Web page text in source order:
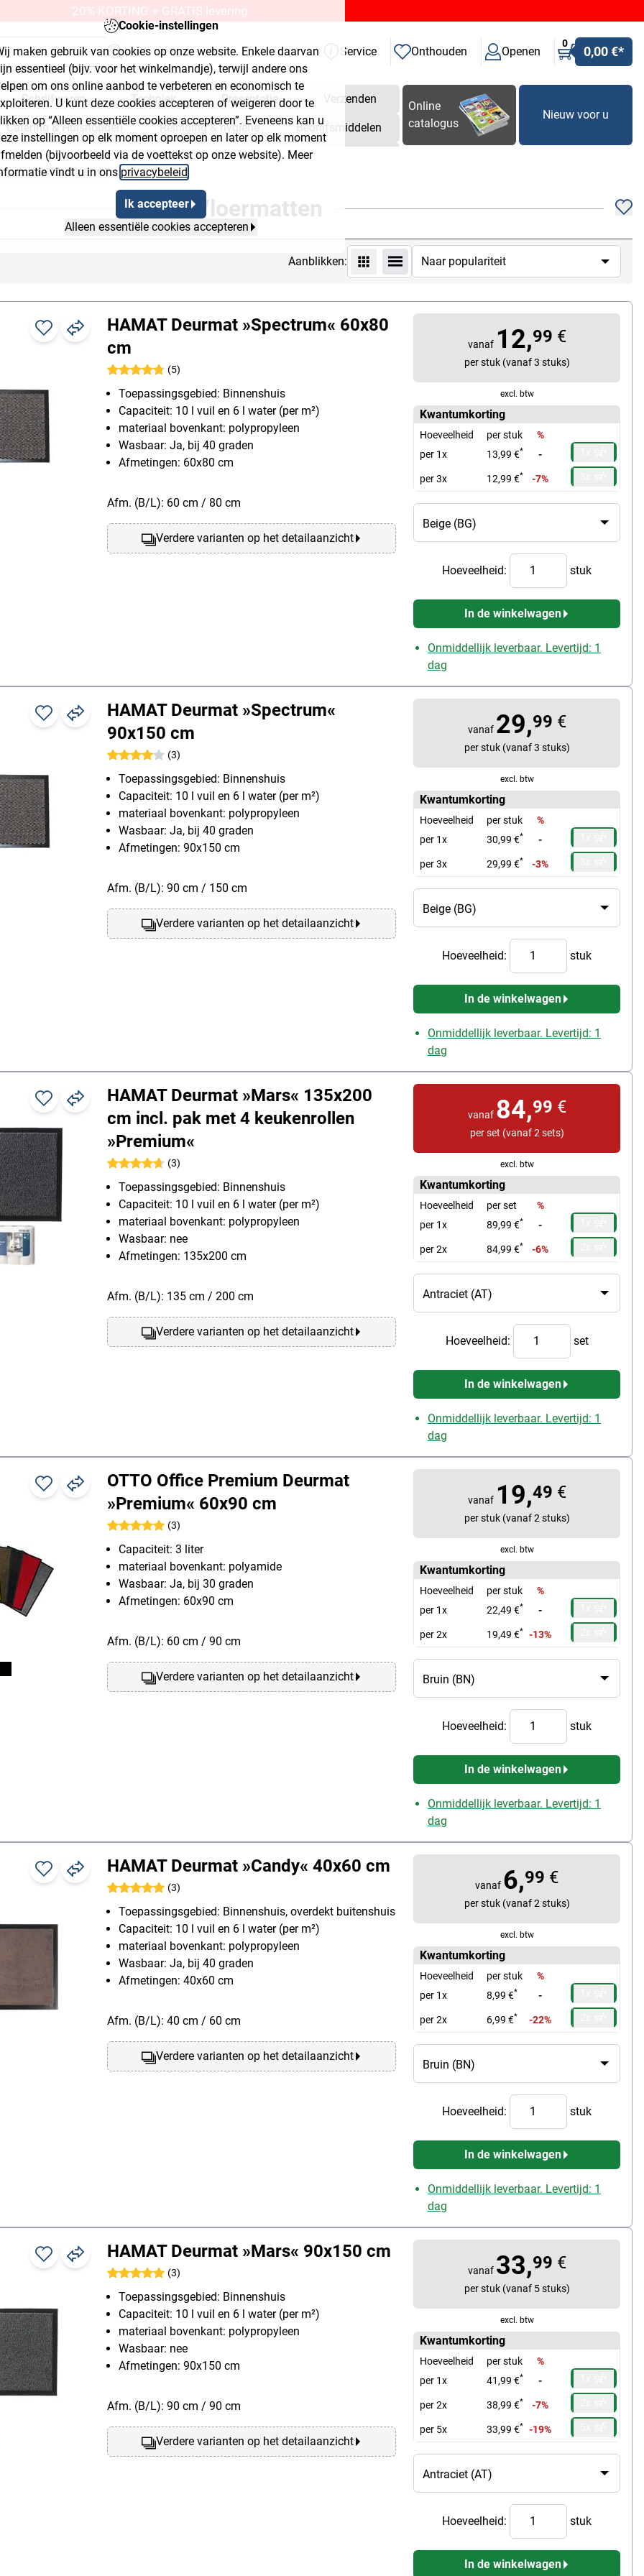
Cookie-instellingen
maken gebruik van cookies op onze website. Enkele daarvan
essentieel (bijv. voor het winkelmandje), terwijl andere ons
om ons online aanbod te verbeteren en economisch te
U kunt deze cookies accepteren of weigeren door te
op “Alleen essentiële cookies accepteren”. Eveneens kan u
instellingen op elk moment oproepen en later op elk moment
(bijvoorbeeld via de voettekst op onze website). Meer
vindt u in ons privacybeleid
Ik accepteer
Alleen essentiële cookies accepteren
20% KORTING + GRATIS levering.
Service Onthouden Openen
0
0,00 €*
Schrijfwaren Techniek Presentatie Verzenden
Catering & Huishouden Reiniging & hygiëne Bedrijfsmiddelen
& bouwmarkt
Online
catalogus
Nieuw voor u
Flyout Button 2
Vloermatten Breadcrumb Flyout Button 3
Vloermatten
Aanblikken:
HAMAT Deurmat »Spectrum« 60x80
cm
(5)
Toepassingsgebied: Binnenshuis
Capaciteit: 10 l vuil en 6 l water (per m²)
materiaal bovenkant: polypropyleen
Wasbaar: Ja, bij 40 graden
Afmetingen: 60x80 cm
Afm. (B/L): 60 cm / 80 cm
Verdere varianten op het detailaanzicht
vanaf 12,99 €
per stuk (vanaf 3 stuks)
excl. btw
Kwantumkorting
Hoeveelheid per stuk
%
per 1x
13,99 €* -
per 3x 12,99 €* -7%
Hoeveelheid: stuk
In de winkelwagen
Onmiddellijk leverbaar. Levertijd: 1
dag
HAMAT Deurmat »Spectrum«
90x150 cm
(3)
Toepassingsgebied: Binnenshuis
Capaciteit: 10 l vuil en 6 l water (per m²)
materiaal bovenkant: polypropyleen
Wasbaar: Ja, bij 40 graden
Afmetingen: 90x150 cm
Afm. (B/L): 90 cm / 150 cm
Verdere varianten op het detailaanzicht
vanaf 29,99 €
per stuk (vanaf 3 stuks)
excl. btw
Kwantumkorting
Hoeveelheid per stuk
%
per 1x
30,99 €* -
per 3x 29,99 €* -3%
Hoeveelheid: stuk
In de winkelwagen
Onmiddellijk leverbaar. Levertijd: 1
dag
HAMAT Deurmat »Mars« 135x200
cm incl. pak met 4 keukenrollen
»Premium«
(3)
Toepassingsgebied: Binnenshuis
Capaciteit: 10 l vuil en 6 l water (per m²)
materiaal bovenkant: polypropyleen
Wasbaar: nee
Afmetingen: 135x200 cm
Afm. (B/L): 135 cm / 200 cm
Verdere varianten op het detailaanzicht
vanaf 84,99 €
per set (vanaf 2 sets)
excl. btw
Kwantumkorting
Hoeveelheid per set
%
per 1x
89,99 €* -
per 2x 84,99 €* -6%
Hoeveelheid: set
In de winkelwagen
Onmiddellijk leverbaar. Levertijd: 1
dag
OTTO Office Premium Deurmat
»Premium« 60x90 cm
(3)
Capaciteit: 3 liter
materiaal bovenkant: polyamide
Wasbaar: Ja, bij 30 graden
Afmetingen: 60x90 cm
Afm. (B/L): 60 cm / 90 cm
Verdere varianten op het detailaanzicht
vanaf 19,49 €
per stuk (vanaf 2 stuks)
excl. btw
Kwantumkorting
Hoeveelheid per stuk
%
per 1x
22,49 €* -
per 2x 19,49 €* -13%
Hoeveelheid: stuk
In de winkelwagen
Onmiddellijk leverbaar. Levertijd: 1
dag
HAMAT Deurmat »Candy« 40x60 cm
(3)
Toepassingsgebied: Binnenshuis, overdekt buitenshuis
Capaciteit: 10 l vuil en 6 l water (per m²)
materiaal bovenkant: polypropyleen
Wasbaar: Ja, bij 40 graden
Afmetingen: 40x60 cm
Afm. (B/L): 40 cm / 60 cm
Verdere varianten op het detailaanzicht
vanaf 6,99 €
per stuk (vanaf 2 stuks)
excl. btw
Kwantumkorting
Hoeveelheid per stuk
%
per 1x
8,99 €* -
per 2x 6,99 €* -22%
Hoeveelheid: stuk
In de winkelwagen
Onmiddellijk leverbaar. Levertijd: 1
dag
HAMAT Deurmat »Mars« 90x150 cm
(3)
Toepassingsgebied: Binnenshuis
Capaciteit: 10 l vuil en 6 l water (per m²)
materiaal bovenkant: polypropyleen
Wasbaar: nee
Afmetingen: 90x150 cm
Afm. (B/L): 90 cm / 90 cm
Verdere varianten op het detailaanzicht
vanaf 33,99 €
per stuk (vanaf 5 stuks)
excl. btw
Kwantumkorting
Hoeveelheid per stuk
%
per 1x
41,99 €* -
per 2x 38,99 €* -7%
per 5x 33,99 €* -19%
Hoeveelheid: stuk
In de winkelwagen